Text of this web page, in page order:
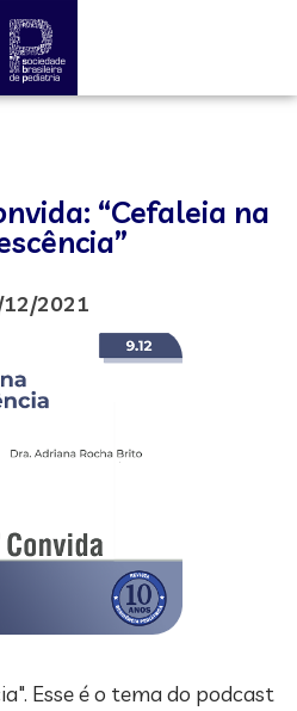
“Cefaleia na
2021
Esse é o tema do podcast